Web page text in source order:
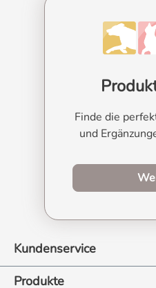
Finde die
und
Kundenservice
Produkte